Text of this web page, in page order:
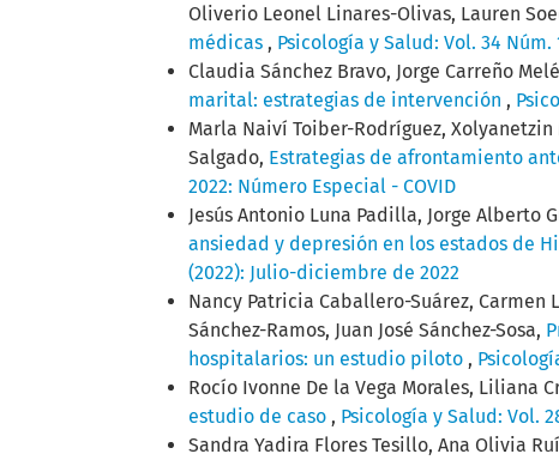
Oliverio Leonel Linares-Olivas, Lauren
médicas , Psicología y Salud: Vol. 34 Núm.
Claudia Sánchez Bravo, Jorge Carreño
marital: estrategias de intervención ,
Marla Naiví Toiber-Rodríguez,
Salgado, Estrategias de afrontamiento
2022: Número Especial - COVID
Jesús Antonio Luna Padilla, Jorge Alberto
ansiedad y depresión en los estados de
(2022): Julio-diciembre de 2022
Nancy Patricia Caballero-Suárez,
Sánchez-Ramos, Juan José Sánchez-Sosa,
hospitalarios: un estudio piloto ,
Rocío Ivonne De la Vega Morales, Liliana
estudio de caso , Psicología y Salud: Vol.
Sandra Yadira Flores Tesillo, Ana Olivia